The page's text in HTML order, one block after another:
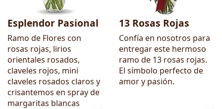
Esplendor Pasional
Ramo de Flores con
rosas rojas, lirios
orientales rosados,
claveles rojos, mini
claveles rosados claros y
crisantemos en spray de
margaritas blancas
13 Rosas Rojas
Confía en nosotros para
entregar este hermoso
ramo de 13 rosas rojas.
El símbolo perfecto de
amor y pasión.